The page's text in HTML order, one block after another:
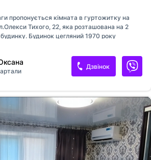
пропонується кімната в гуртожитку на
Тихого, 22, яка розташована на 2
Будинок цегляний 1970 року
кухня, умивальники, 2 душові, туалет, - в
Холодильник та меблі залишаються або
підключити пральну машину біля
метро Шулявська 10 хвилин пішки. Тролейбус,
Поруч гіпермаркет Більшовик.
ремонту. Продаж по договору дарування.
"Квартали" Працюючи з нами, ви отримуєте
Дзвінок